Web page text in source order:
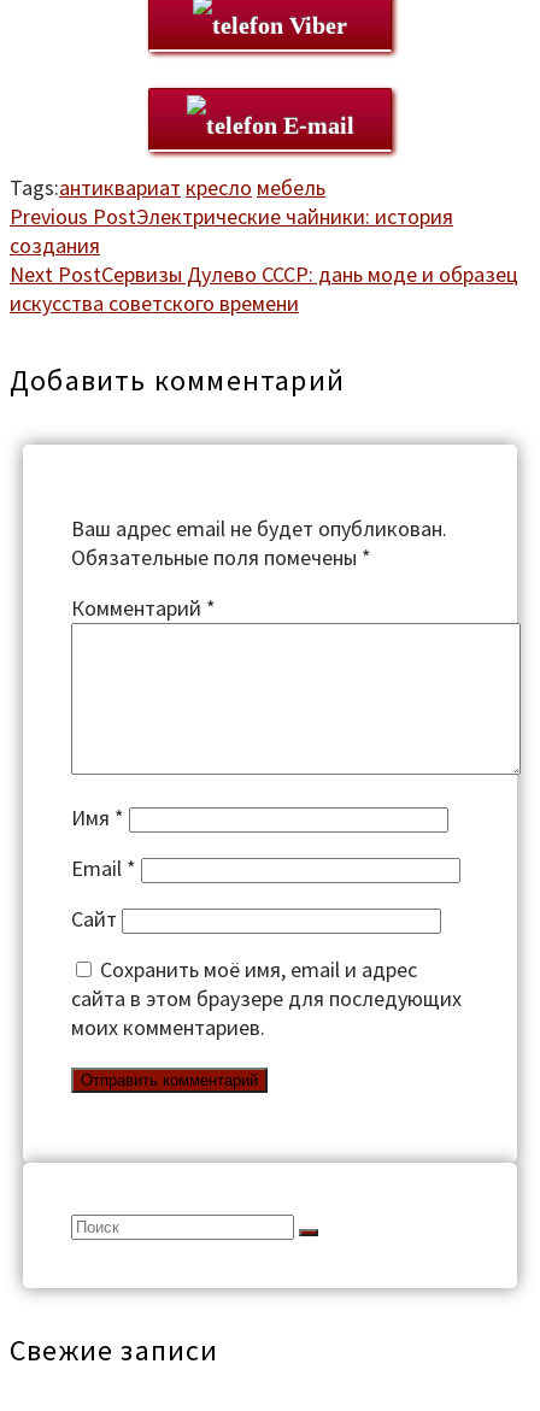
Viber
E-mail
Tags:антиквариат кресло мебель
Previous PostЭлектрические чайники: история
создания
Next PostСервизы Дулево СССР: дань моде и образец
искусства советского времени
Добавить комментарий
Ваш адрес email не будет опубликован.
Обязательные поля помечены *
Комментарий *
Имя *
Email *
Сайт
Сохранить моё имя, email и адрес
сайта в этом браузере для последующих
моих комментариев.
Search
Свежие записи